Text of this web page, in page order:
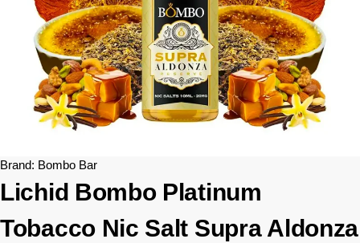
Brand: Bombo Bar
Lichid Bombo Platinum
Tobacco Nic Salt Supra Aldonza